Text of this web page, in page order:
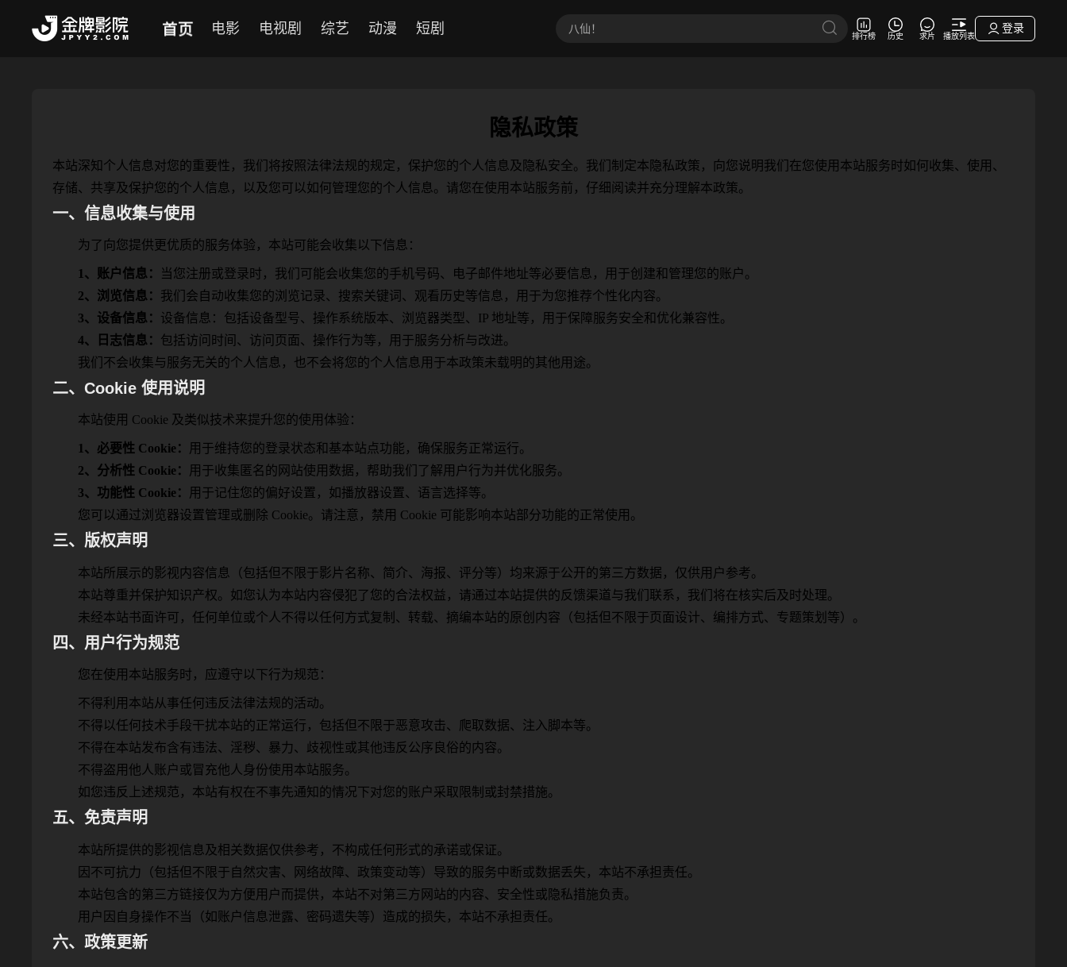
首页 电影 电视剧 综艺 动漫 短剧 排行榜 历史 求片 播放列表
登录
隐私政策
本站深知个人信息对您的重要性，我们将按照法律法规的规定，保护您的个人信息及隐私安全。我们制定本隐私政策，向您说明我们在您使用本站服务时如何收集、使用、
存储、共享及保护您的个人信息，以及您可以如何管理您的个人信息。请您在使用本站服务前，仔细阅读并充分理解本政策。
一、信息收集与使用
为了向您提供更优质的服务体验，本站可能会收集以下信息：
1、账户信息：
当您注册或登录时，我们可能会收集您的手机号码、电子邮件地址等必要信息，用于创建和管理您的账户。
2、浏览信息： 我们会自动收集您的浏览记录、搜索关键词、观看历史等信息，用于为您推荐个性化内容。
3、设备信息： 设备信息：包括设备型号、操作系统版本、浏览器类型、IP 地址等，用于保障服务安全和优化兼容性。
4、日志信息： 包括访问时间、访问页面、操作行为等，用于服务分析与改进。
我们不会收集与服务无关的个人信息，也不会将您的个人信息用于本政策未载明的其他用途。
二、Cookie 使用说明
本站使用 Cookie 及类似技术来提升您的使用体验：
1、必要性 Cookie：
用于维持您的登录状态和基本站点功能，确保服务正常运行。
2、分析性 Cookie：
用于收集匿名的网站使用数据，帮助我们了解用户行为并优化服务。
3、功能性 Cookie：
用于记住您的偏好设置，如播放器设置、语言选择等。
您可以通过浏览器设置管理或删除 Cookie。请注意，禁用 Cookie 可能影响本站部分功能的正常使用。
三、版权声明
本站所展示的影视内容信息（包括但不限于影片名称、简介、海报、评分等）均来源于公开的第三方数据，仅供用户参考。
本站尊重并保护知识产权。如您认为本站内容侵犯了您的合法权益，请通过本站提供的反馈渠道与我们联系，我们将在核实后及时处理。
未经本站书面许可，任何单位或个人不得以任何方式复制、转载、摘编本站的原创内容（包括但不限于页面设计、编排方式、专题策划等）。
四、用户行为规范
您在使用本站服务时，应遵守以下行为规范：
不得利用本站从事任何违反法律法规的活动。
不得以任何技术手段干扰本站的正常运行，包括但不限于恶意攻击、爬取数据、注入脚本等。
不得在本站发布含有违法、淫秽、暴力、歧视性或其他违反公序良俗的内容。
不得盗用他人账户或冒充他人身份使用本站服务。
如您违反上述规范，本站有权在不事先通知的情况下对您的账户采取限制或封禁措施。
五、免责声明
本站所提供的影视信息及相关数据仅供参考，不构成任何形式的承诺或保证。
因不可抗力（包括但不限于自然灾害、网络故障、政策变动等）导致的服务中断或数据丢失，本站不承担责任。
本站包含的第三方链接仅为方便用户而提供，本站不对第三方网站的内容、安全性或隐私措施负责。
用户因自身操作不当（如账户信息泄露、密码遗失等）造成的损失，本站不承担责任。
六、政策更新